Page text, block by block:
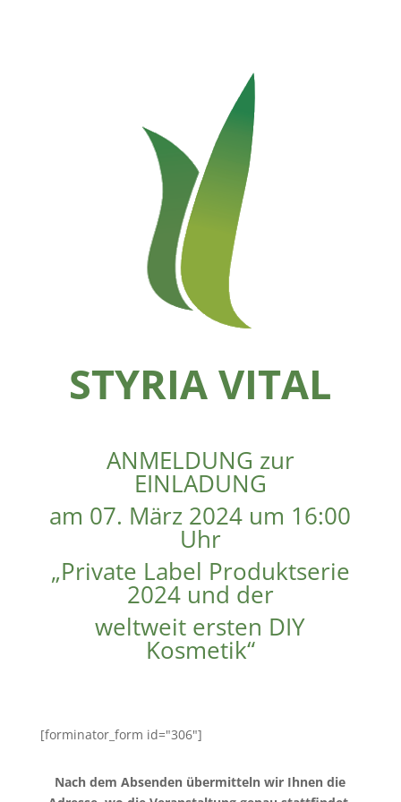
STYRIA VITAL
ANMELDUNG zur
EINLADUNG
am 07. März 2024 um 16:00
Uhr
„Private Label Produktserie
2024 und der
weltweit ersten DIY
Kosmetik“
[forminator_form id="306"]
Nach dem Absenden übermitteln wir Ihnen die